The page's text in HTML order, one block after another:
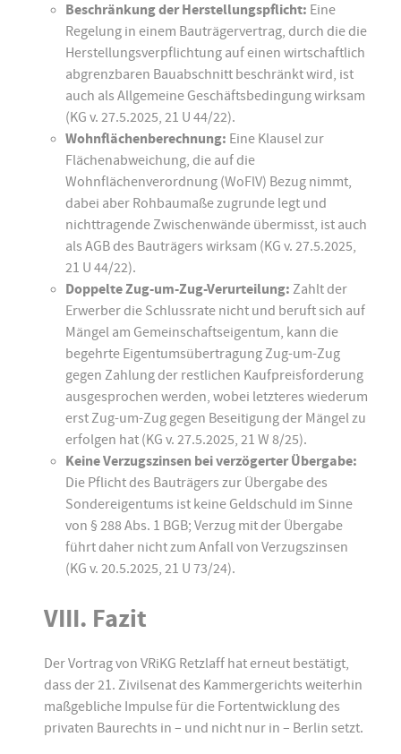
Beschränkung der Herstellungspflicht: Eine
Regelung in einem Bauträgervertrag, durch die die
Herstellungsverpflichtung auf einen wirtschaftlich
abgrenzbaren Bauabschnitt beschränkt wird, ist
auch als Allgemeine Geschäftsbedingung wirksam
(KG v. 27.5.2025, 21 U 44/22).
Wohnflächenberechnung: Eine Klausel zur
Flächenabweichung, die auf die
Wohnflächenverordnung (WoFlV) Bezug nimmt,
dabei aber Rohbaumaße zugrunde legt und
nichttragende Zwischenwände übermisst, ist auch
als AGB des Bauträgers wirksam (KG v. 27.5.2025,
21 U 44/22).
Doppelte Zug-um-Zug-Verurteilung: Zahlt der
Erwerber die Schlussrate nicht und beruft sich auf
Mängel am Gemeinschaftseigentum, kann die
begehrte Eigentumsübertragung Zug-um-Zug
gegen Zahlung der restlichen Kaufpreisforderung
ausgesprochen werden, wobei letzteres wiederum
erst Zug-um-Zug gegen Beseitigung der Mängel zu
erfolgen hat (KG v. 27.5.2025, 21 W 8/25).
Keine Verzugszinsen bei verzögerter Übergabe:
Die Pflicht des Bauträgers zur Übergabe des
Sondereigentums ist keine Geldschuld im Sinne
von § 288 Abs. 1 BGB; Verzug mit der Übergabe
führt daher nicht zum Anfall von Verzugszinsen
(KG v. 20.5.2025, 21 U 73/24).
VIII. Fazit
Der Vortrag von VRiKG Retzlaff hat erneut bestätigt,
dass der 21. Zivilsenat des Kammergerichts weiterhin
maßgebliche Impulse für die Fortentwicklung des
privaten Baurechts in – und nicht nur in – Berlin setzt.